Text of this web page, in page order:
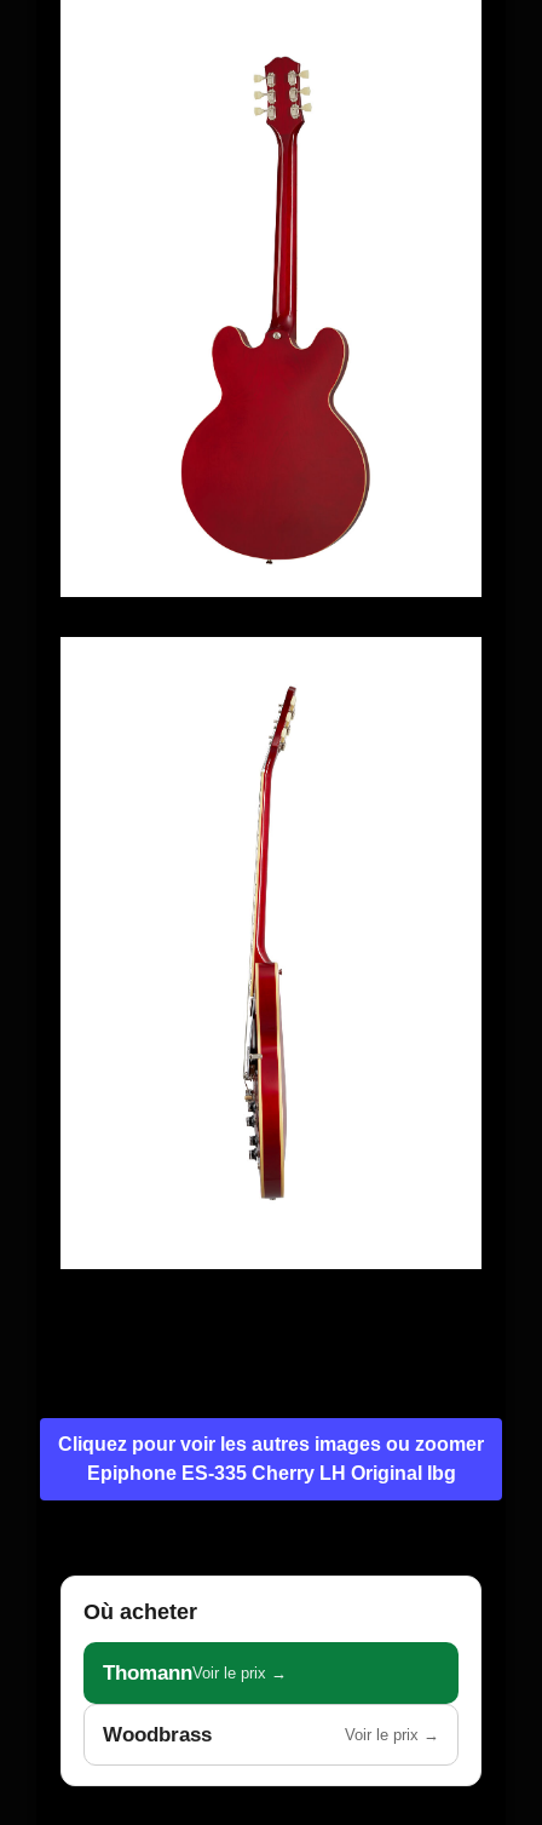
Cliquez pour voir les autres images ou zoomer
Epiphone ES-335 Cherry LH Original Ibg
Où acheter
ThomannVoir le prix →
Woodbrass Voir le prix →